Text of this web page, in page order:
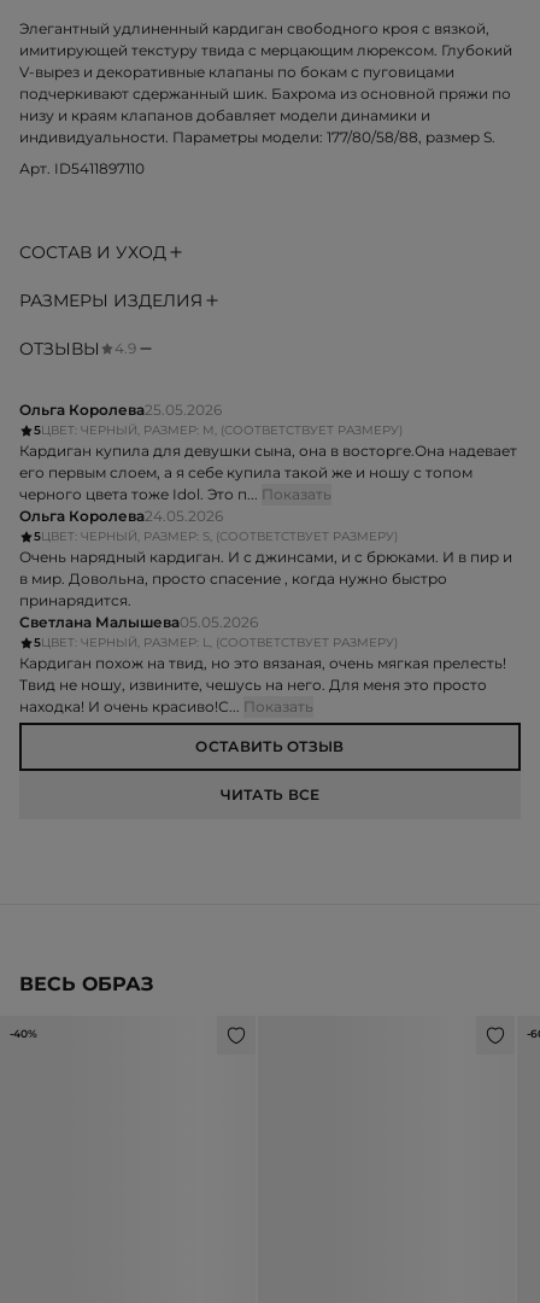
Элегантный удлиненный кардиган свободного кроя с вязкой,
имитирующей текстуру твида с мерцающим люрексом. Глубокий
V-вырез и декоративные клапаны по бокам с пуговицами
подчеркивают сдержанный шик. Бахрома из основной пряжи по
низу и краям клапанов добавляет модели динамики и
индивидуальности. Параметры модели: 177/80/58/88, размер S.
Арт. ID5411897110
СОСТАВ И УХОД
РАЗМЕРЫ ИЗДЕЛИЯ
ОТЗЫВЫ 4.9
Ольга Королева25.05.2026
5ЦВЕТ: ЧЕРНЫЙ, РАЗМЕР: M, (СООТВЕТСТВУЕТ РАЗМЕРУ)
Кардиган купила для девушки сына, она в восторге.Она надевает
его первым слоем, а я себе купила такой же и ношу с топом
черного цвета тоже Idol. Это п... Показать
Ольга Королева24.05.2026
5ЦВЕТ: ЧЕРНЫЙ, РАЗМЕР: S, (СООТВЕТСТВУЕТ РАЗМЕРУ)
Очень нарядный кардиган. И с джинсами, и с брюками. И в пир и
в мир. Довольна, просто спасение , когда нужно быстро
принарядится.
Светлана Малышева05.05.2026
5ЦВЕТ: ЧЕРНЫЙ, РАЗМЕР: L, (СООТВЕТСТВУЕТ РАЗМЕРУ)
Кардиган похож на твид, но это вязаная, очень мягкая прелесть!
Твид не ношу, извините, чешусь на него. Для меня это просто
находка! И очень красиво!С... Показать
ОСТАВИТЬ ОТЗЫВ
ЧИТАТЬ ВСЕ
ВЕСЬ ОБРАЗ
-40% -